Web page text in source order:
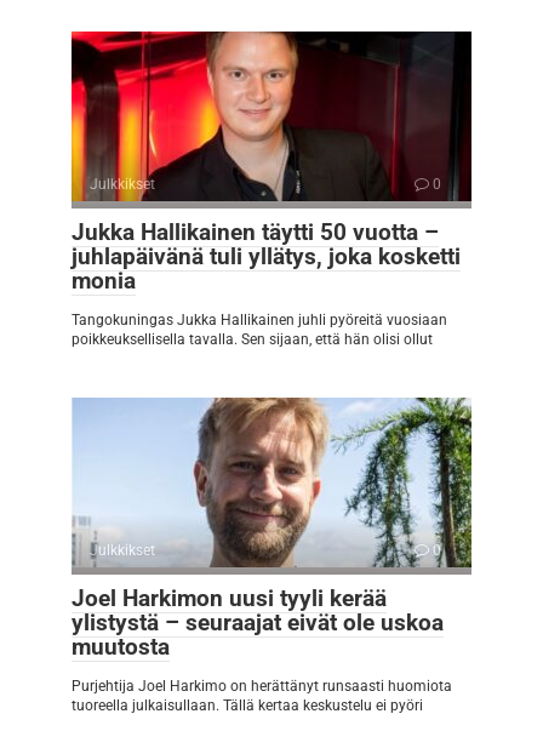
Julkkikset 0
Jukka Hallikainen täytti 50 vuotta –
juhlapäivänä tuli yllätys, joka kosketti
monia
Tangokuningas Jukka Hallikainen juhli pyöreitä vuosiaan
poikkeuksellisella tavalla. Sen sijaan, että hän olisi ollut
Julkkikset 0
Joel Harkimon uusi tyyli kerää
ylistystä – seuraajat eivät ole uskoa
muutosta
Purjehtija Joel Harkimo on herättänyt runsaasti huomiota
tuoreella julkaisullaan. Tällä kertaa keskustelu ei pyöri